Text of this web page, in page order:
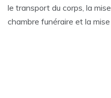
le transport du corps, la
chambre funéraire et la